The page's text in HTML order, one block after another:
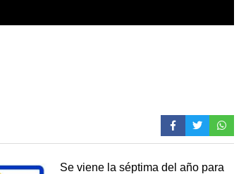
Se viene la séptima del año para